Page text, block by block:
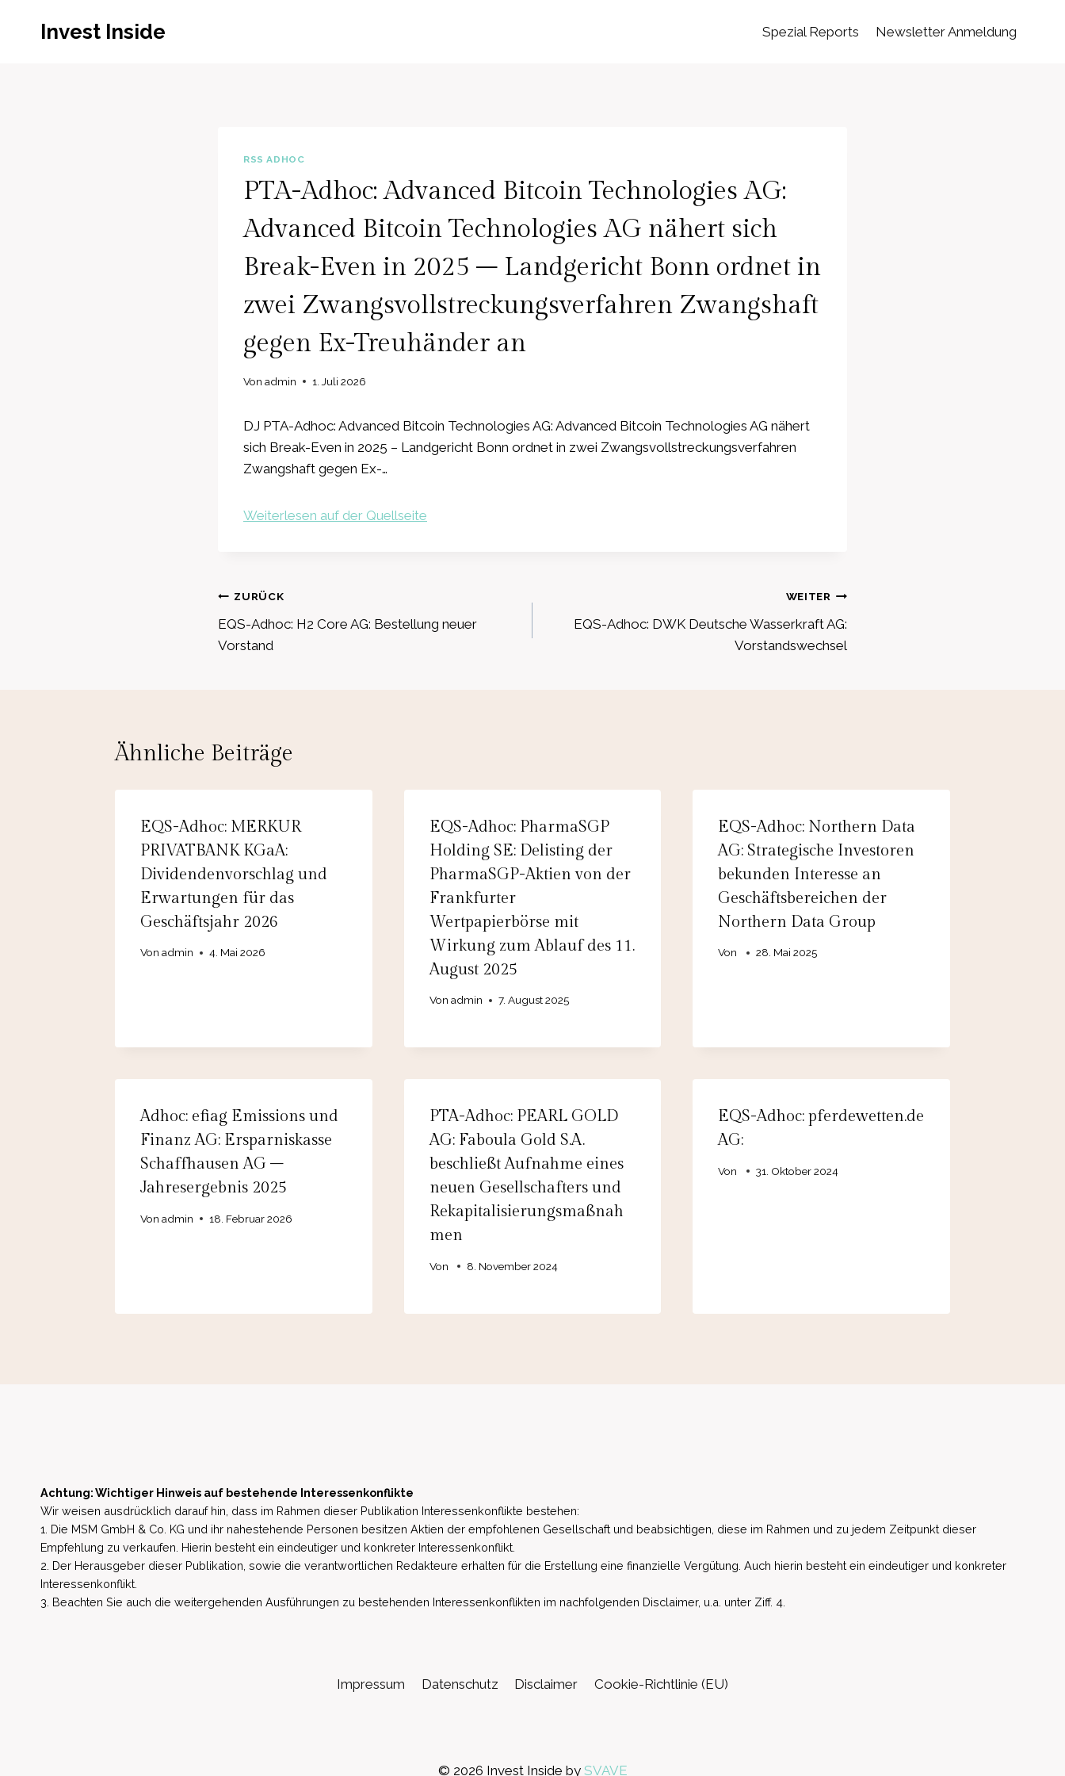
Invest Inside Spezial Reports Newsletter Anmeldung
RSS ADHOC
PTA-Adhoc: Advanced Bitcoin Technologies AG:
Advanced Bitcoin Technologies AG nähert sich
Break-Even in 2025 – Landgericht Bonn ordnet in
zwei Zwangsvollstreckungsverfahren Zwangshaft
gegen Ex-Treuhänder an
Von admin 1. Juli 2026
DJ PTA-Adhoc: Advanced Bitcoin Technologies AG: Advanced Bitcoin Technologies AG nähert
sich Break-Even in 2025 – Landgericht Bonn ordnet in zwei Zwangsvollstreckungsverfahren
Zwangshaft gegen Ex-…
Weiterlesen auf der Quellseite
Beitragsnavigation
ZURÜCK
EQS-Adhoc: H2 Core AG: Bestellung neuer
Vorstand
WEITER
EQS-Adhoc: DWK Deutsche Wasserkraft AG:
Vorstandswechsel
Ähnliche Beiträge
EQS-Adhoc: MERKUR
PRIVATBANK KGaA:
Dividendenvorschlag und
Erwartungen für das
Geschäftsjahr 2026
Von admin 4. Mai 2026
EQS-Adhoc: PharmaSGP
Holding SE: Delisting der
PharmaSGP-Aktien von der
Frankfurter
Wertpapierbörse mit
Wirkung zum Ablauf des 11.
August 2025
Von admin 7. August 2025
EQS-Adhoc: Northern Data
AG: Strategische Investoren
bekunden Interesse an
Geschäftsbereichen der
Northern Data Group
Von 28. Mai 2025
Adhoc: efiag Emissions und
Finanz AG: Ersparniskasse
Schaffhausen AG –
Jahresergebnis 2025
Von admin 18. Februar 2026
PTA-Adhoc: PEARL GOLD
AG: Faboula Gold S.A.
beschließt Aufnahme eines
neuen Gesellschafters und
Rekapitalisierungsmaßnah
men
Von 8. November 2024
EQS-Adhoc: pferdewetten.de
AG:
Von 31. Oktober 2024
Achtung: Wichtiger Hinweis auf bestehende Interessenkonflikte
Wir weisen ausdrücklich darauf hin, dass im Rahmen dieser Publikation Interessenkonflikte bestehen:
1. Die MSM GmbH & Co. KG und ihr nahestehende Personen besitzen Aktien der empfohlenen Gesellschaft und beabsichtigen, diese im Rahmen und zu jedem Zeitpunkt dieser
Empfehlung zu verkaufen. Hierin besteht ein eindeutiger und konkreter Interessenkonflikt.
2. Der Herausgeber dieser Publikation, sowie die verantwortlichen Redakteure erhalten für die Erstellung eine finanzielle Vergütung. Auch hierin besteht ein eindeutiger und konkreter
Interessenkonflikt.
3. Beachten Sie auch die weitergehenden Ausführungen zu bestehenden Interessenkonflikten im nachfolgenden Disclaimer, u.a. unter Ziff. 4.
Impressum Datenschutz Disclaimer Cookie-Richtlinie (EU)
© 2026 Invest Inside by SVAVE